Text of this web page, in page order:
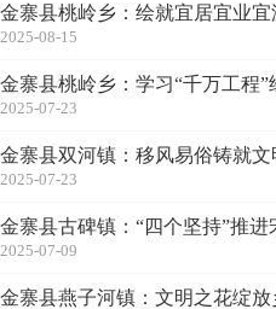
金寨县桃岭乡：绘就宜居宜业
2025-08-15
金寨县桃岭乡：学习“千万工程
2025-07-23
金寨县双河镇：移风易俗铸就文
2025-07-23
金寨县古碑镇：“四个坚持”推
2025-07-09
金寨县燕子河镇：文明之花绽